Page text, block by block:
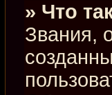
» Что
Звания,